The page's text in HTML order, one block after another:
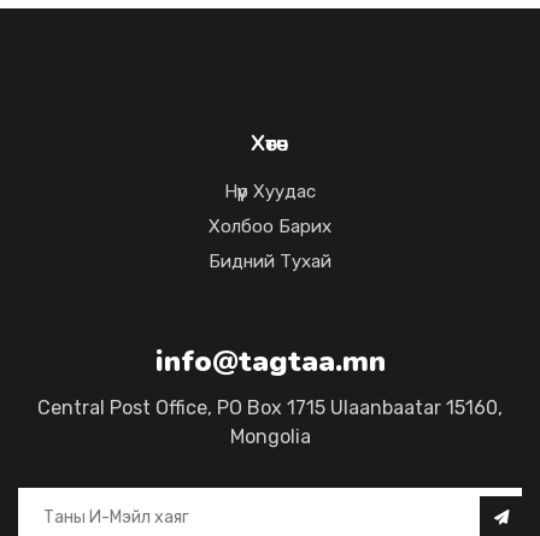
Хөтөч
Нүүр Хуудас
Холбоо Барих
Бидний Тухай
info@tagtaa.mn
Central Post Office, PO Box 1715 Ulaanbaatar 15160,
Mongolia